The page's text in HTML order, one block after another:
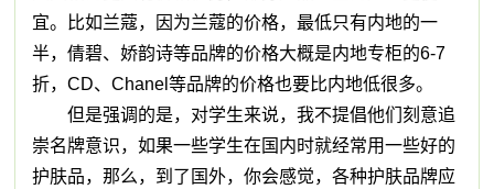
宜。比如兰蔻，因为兰蔻的价格，最低只有内地的一
半，倩碧、娇韵诗等品牌的价格大概是内地专柜的6-7
折，CD、Chanel等品牌的价格也要比内地低很多。
但是强调的是，对学生来说，我不提倡他们刻意追
崇名牌意识，如果一些学生在国内时就经常用一些好的
护肤品，那么，到了国外，你会感觉，各种护肤品牌应